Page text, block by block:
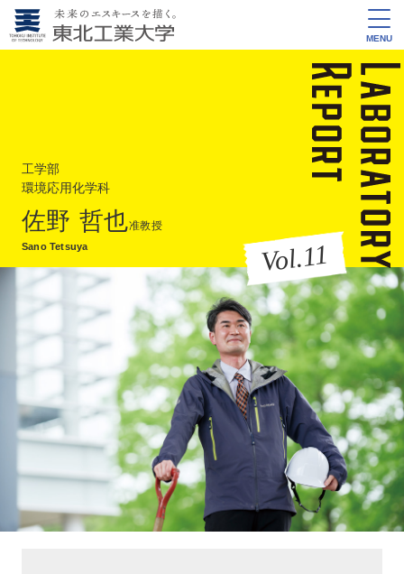
MENU
Vol.11
工学部
環境応用化学科
佐野 哲也准教授
Sano Tetsuya